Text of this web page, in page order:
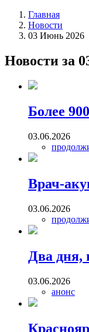
Главная
Новости
03 Июнь 2026
Новости за
Более
03.06.2026
03.06.2026
Два дня,
03.06.2026
анонс